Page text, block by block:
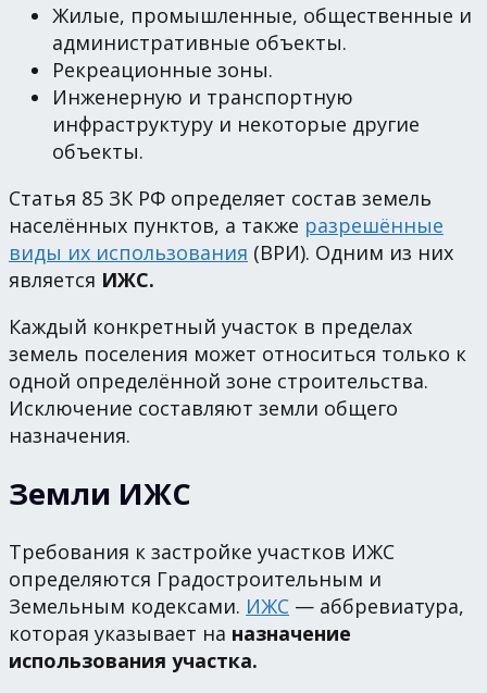
Жилые, промышленные, общественные и
административные объекты.
Рекреационные зоны.
Инженерную и транспортную
инфраструктуру и некоторые другие
объекты.
Статья 85 ЗК РФ определяет состав земель
населённых пунктов, а также разрешённые
виды их использования (ВРИ). Одним из них
является ИЖС.
Каждый конкретный участок в пределах
земель поселения может относиться только к
одной определённой зоне строительства.
Исключение составляют земли общего
назначения.
Земли ИЖС
Требования к застройке участков ИЖС
определяются Градостроительным и
Земельным кодексами. ИЖС — аббревиатура,
которая указывает на назначение
использования участка.